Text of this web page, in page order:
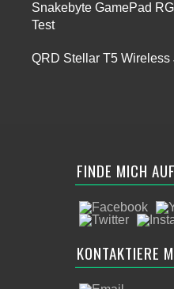
Snakebyte GamePad
Test
QRD Stellar T5 Wireless
FINDE MICH AUF
KONTAKTIERE